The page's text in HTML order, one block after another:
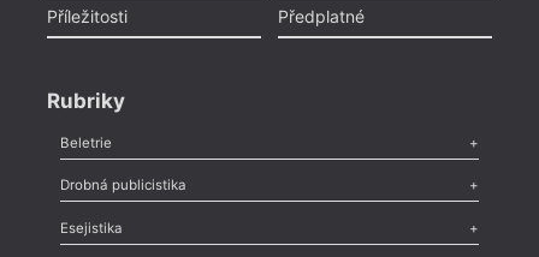
Příležitosti
Předplatné
Rubriky
Beletrie
Poezie,Próza,Dokumenty
Drobná publicistika
Odlesk
Nekrolog,Glosa,Sloupek,Pozvánka,Literární soutěž,
Esejistika